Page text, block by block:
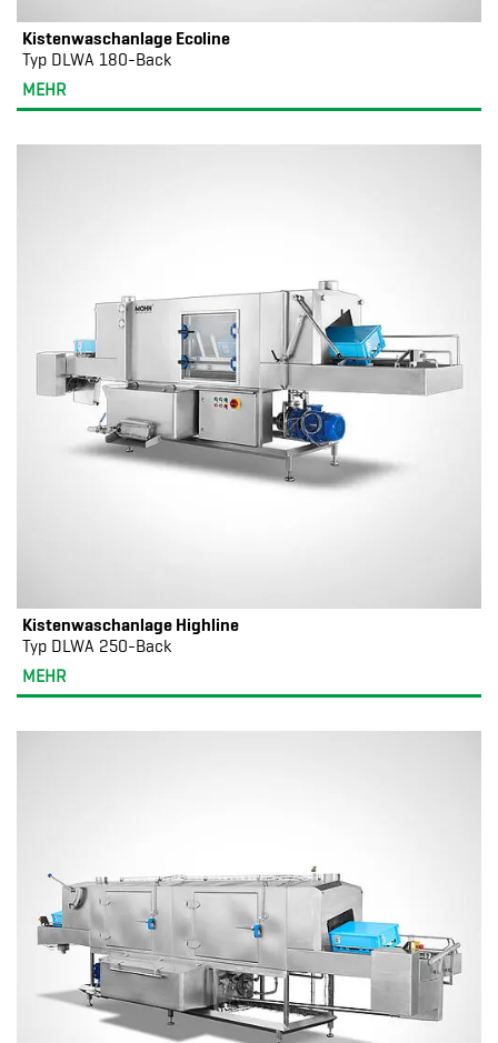
Kistenwaschanlage Ecoline
Typ DLWA 180-Back
MEHR
Kistenwaschanlage Highline
Typ DLWA 250-Back
MEHR